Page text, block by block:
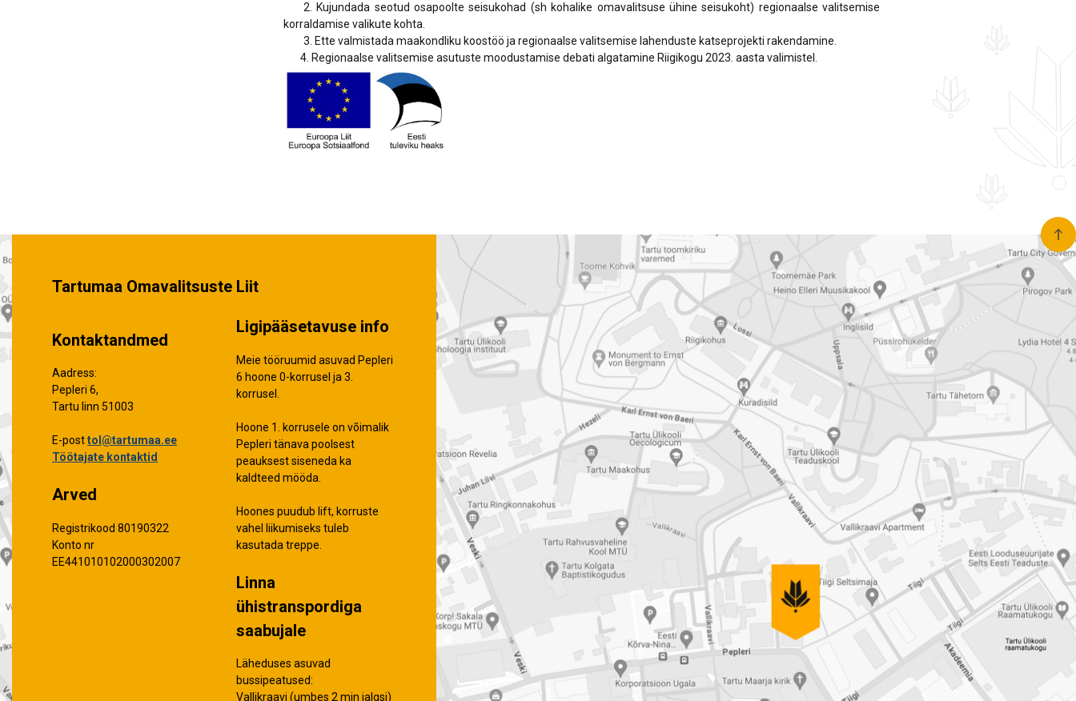
2. Kujundada seotud osapoolte seisukohad (sh kohalike omavalitsuse ühine seisukoht) regionaalse valitsemise
korraldamise valikute kohta.
3. Ette valmistada maakondliku koostöö ja regionaalse valitsemise lahenduste katseprojekti rakendamine.
4. Regionaalse valitsemise asutuste moodustamise debati algatamine Riigikogu 2023. aasta valimistel.
Tartumaa Omavalitsuste Liit
Kontaktandmed
Aadress:
Pepleri 6,
Tartu linn 51003
E-posttol@tartumaa.ee
Töötajate kontaktid
Arved
Registrikood 80190322
Konto nr
EE441010102000302007
Ligipääsetavuse info
Meie tööruumid asuvad Pepleri
6 hoone 0-korrusel ja 3.
korrusel.
Hoone 1. korrusele on võimalik
Pepleri tänava poolsest
peauksest siseneda ka
kaldteed mööda.
Hoones puudub lift, korruste
vahel liikumiseks tuleb
kasutada treppe.
Linna
ühistranspordiga
saabujale
Läheduses asuvad
bussipeatused:
Vallikraavi (umbes 2 min jalgsi)